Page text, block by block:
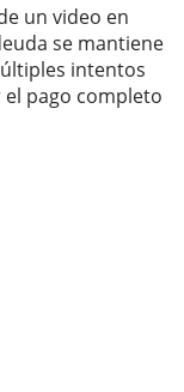
un video en
se mantiene
intentos
pago completo